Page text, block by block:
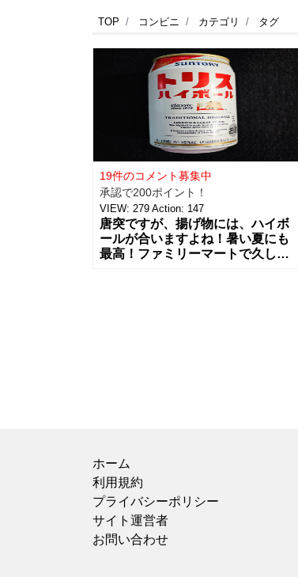
TOP コンビニ カテゴリ タグ
19件のコメント募集中
承認で200ポイント！
VIEW: 279 Action: 147
唐突ですが、揚げ物には、ハイボ
ールが合いますよね！暑い夏にも
最高！ファミリーマートで久しぶ
ホーム
利用規約
プライバシーポリシー
サイト運営者
お問い合わせ